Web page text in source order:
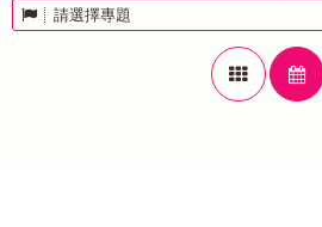
請選擇專題